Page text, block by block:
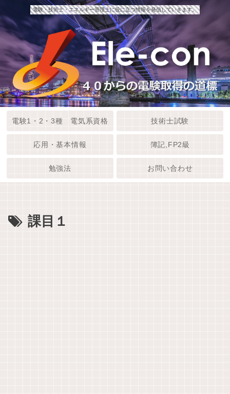
電験・技術士・エネルギー管理士に役に立つ情報を発信していきます。
電験1・2・3種 電気系資格 技術士試験
応用・基本情報 簿記,FP2級
勉強法 お問い合わせ
課目１